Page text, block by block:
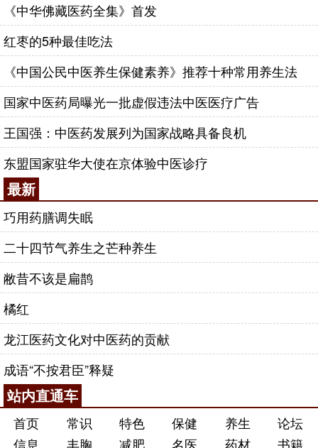
《中华佛藏医药全集》首发
红枣的5种最佳吃法
《中国公民中医养生保健素养》推荐十种常用养生法
国家中医药局曝光一批虚假违法中医医疗广告
王国强：中医药发展列为国家战略具备良机
东盟国家驻华大使在京体验中医诊疗
最新
巧用药膳调失眠
二十四节气养生之芒种养生
敝昔不该是扁鹊
橘红
龙江医药文化对中医药的贡献
成语“不按君臣”释疑
站内直通车
首页 常识 特色 保健 养生
论坛
信息
丰胸 减肥 名医 药材 书籍